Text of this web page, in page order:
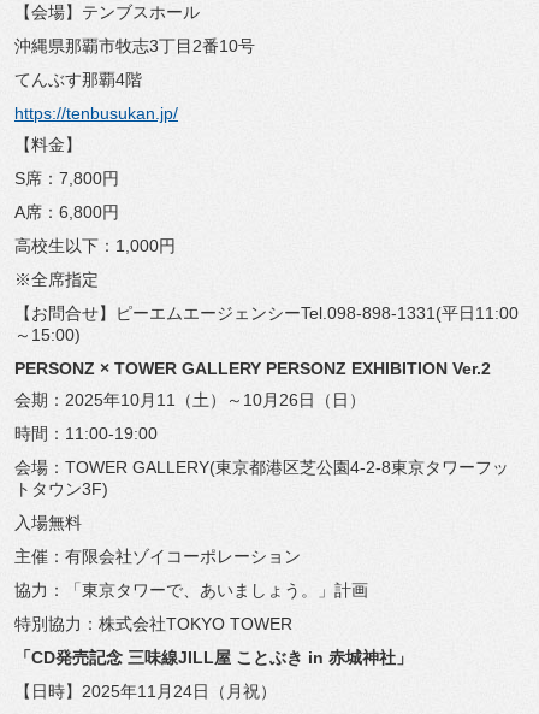
【会場】テンブスホール
沖縄県那覇市牧志3丁目2番10号
てんぶす那覇4階
https://tenbusukan.jp/
【料金】
S席：7,800円
A席：6,800円
高校生以下：1,000円
※全席指定
【お問合せ】ピーエムエージェンシーTel.098-898-1331(平日11:00
～15:00)
PERSONZ × TOWER GALLERY PERSONZ EXHIBITION Ver.2
会期：2025年10月11（土）～10月26日（日）
時間：11:00-19:00
会場：TOWER GALLERY(東京都港区芝公園4-2-8東京タワーフッ
トタウン3F)
入場無料
主催：有限会社ゾイコーポレーション
協力：「東京タワーで、あいましょう。」計画
特別協力：株式会社TOKYO TOWER
「CD発売記念 三味線JILL屋 ことぶき in 赤城神社」
【日時】2025年11月24日（月祝）